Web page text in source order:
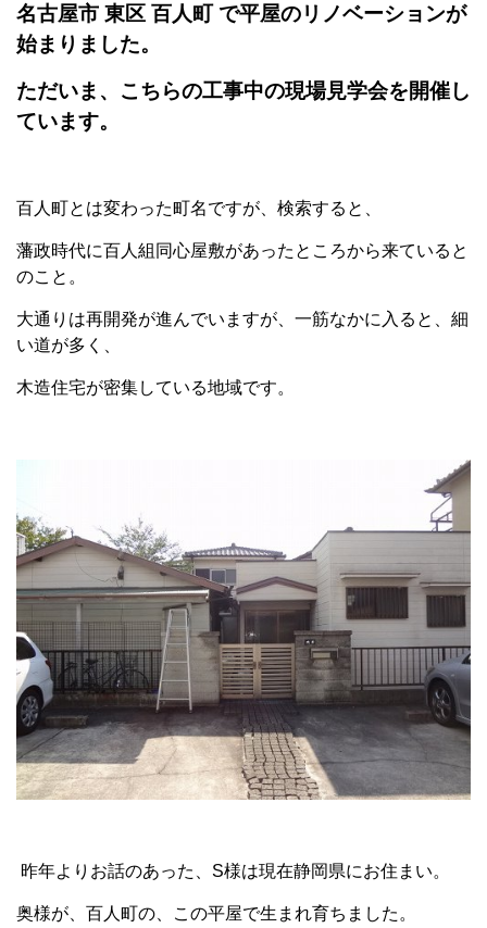
名古屋市 東区 百人町 で平屋のリノベーションが
始まりました。
ただいま、こちらの工事中の現場見学会を開催し
ています。
百人町とは変わった町名ですが、検索すると、
藩政時代に百人組同心屋敷があったところから来ていると
のこと。
大通りは再開発が進んでいますが、一筋なかに入ると、細
い道が多く、
木造住宅が密集している地域です。
昨年よりお話のあった、S様は現在静岡県にお住まい。
奥様が、百人町の、この平屋で生まれ育ちました。